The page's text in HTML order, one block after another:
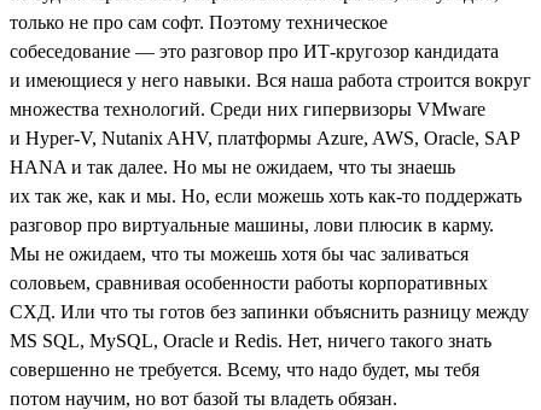
только не про сам софт. Поэтому техническое
собеседование — это разговор про ИТ-кругозор кандидата
и имеющиеся у него навыки. Вся наша работа строится вокруг
множества технологий. Среди них гипервизоры VMware
и Hyper-V, Nutanix AHV, платформы Azure, AWS, Oracle, SAP
HANA и так далее. Но мы не ожидаем, что ты знаешь
их так же, как и мы. Но, если можешь хоть как-то поддержать
разговор про виртуальные машины, лови плюсик в карму.
Мы не ожидаем, что ты можешь хотя бы час заливаться
соловьем, сравнивая особенности работы корпоративных
СХД. Или что ты готов без запинки объяснить разницу между
MS SQL, MySQL, Oracle и Redis. Нет, ничего такого знать
совершенно не требуется. Всему, что надо будет, мы тебя
потом научим, но вот базой ты владеть обязан.